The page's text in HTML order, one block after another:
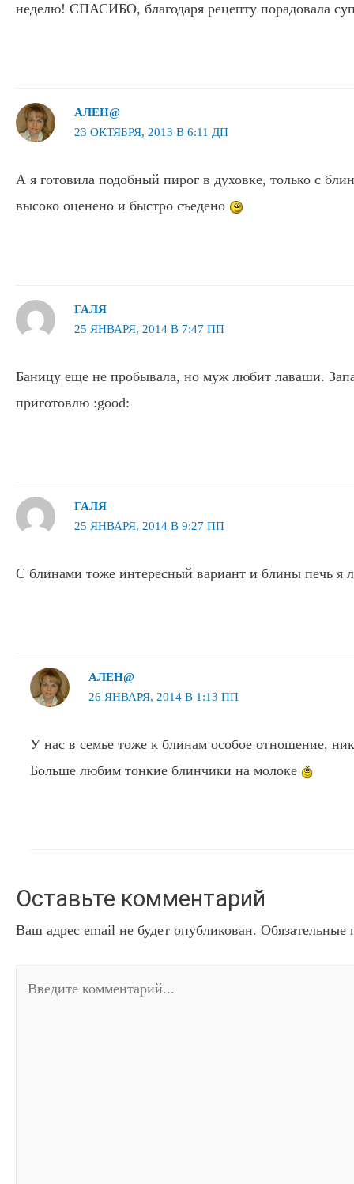
неделю! СПАСИБО, благодаря рецепту порадовала
АЛЕН@
23 ОКТЯБРЯ, 2013 В 6:11 ДП
А я готовила подобный пирог в духовке, только с
высоко оценено и быстро съедено
ГАЛЯ
25 ЯНВАРЯ, 2014 В 7:47 ПП
Баницу еще не пробывала, но муж любит лаваши.
приготовлю :good:
ГАЛЯ
25 ЯНВАРЯ, 2014 В 9:27 ПП
С блинами тоже интересный вариант и блины печь я
АЛЕН@
26 ЯНВАРЯ, 2014 В 1:13 ПП
У нас в семье тоже к блинам особое отношение,
Больше любим тонкие блинчики на молоке
Оставьте комментарий
Ваш адрес email не будет опубликован.